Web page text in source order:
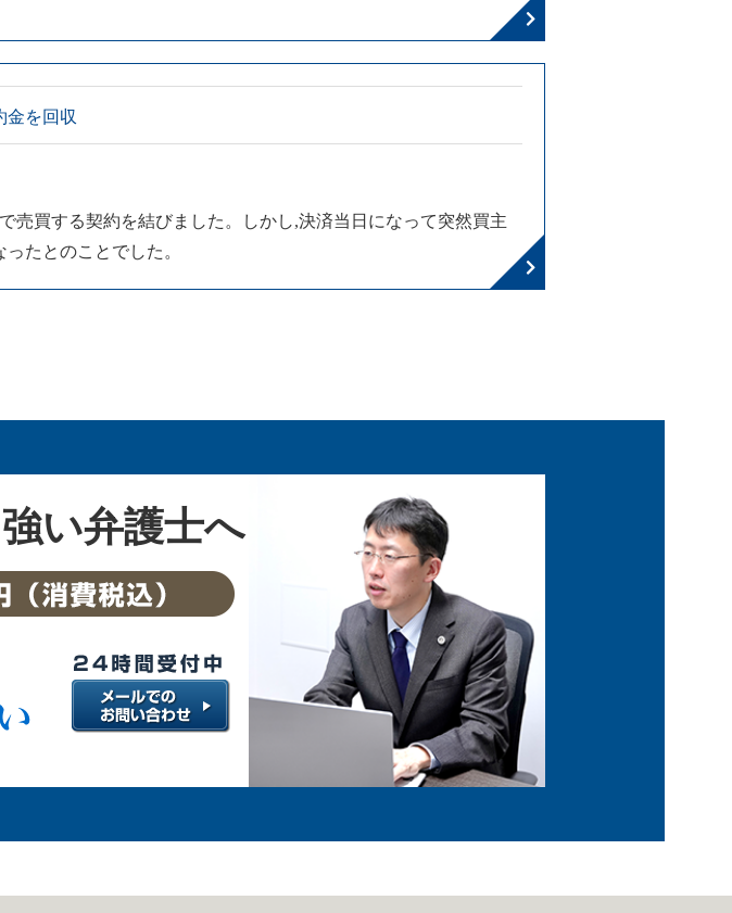
金を回収
売買する契約を結びました。しかし,決済当日になって突然買主
たとのことでした。
い弁護士へ